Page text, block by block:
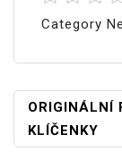
Category
Pro
ORIGINÁLNÍ
KLÍČENKY